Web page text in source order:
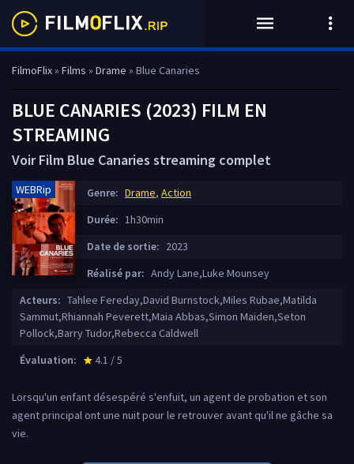
FilmoFlix» Films » Drame » Blue Canaries
BLUE CANARIES (2023) FILM EN
STREAMING
Voir Film Blue Canaries streaming complet
WEBRip Genre: Drame, Action
Durée: 1h30min
Date de sortie: 2023
Réalisé par: Andy Lane,Luke Mounsey
Acteurs: Tahlee Fereday,David Burnstock,Miles Rubae,Matilda
Sammut,Rhiannah Peverett,Maia Abbas,Simon Maiden,Seton
Pollock,Barry Tudor,Rebecca Caldwell
Évaluation:
star_rate
4.1 / 5
Lorsqu'un enfant désespéré s'enfuit, un agent de probation et son
agent principal ont une nuit pour le retrouver avant qu'il ne gâche sa
vie.